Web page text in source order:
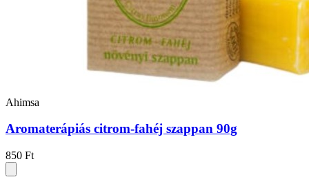
Ahimsa
Aromaterápiás citrom-fahéj szappan 90g
850 Ft